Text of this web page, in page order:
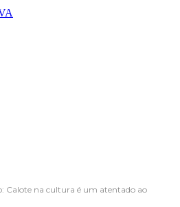
Calote na cultura é um atentado ao